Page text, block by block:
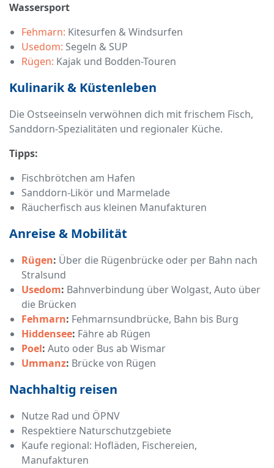
Wassersport
Fehmarn: Kitesurfen & Windsurfen
Usedom: Segeln & SUP
Rügen: Kajak und Bodden-Touren
Kulinarik & Küstenleben
Die Ostseeinseln verwöhnen dich mit frischem Fisch,
Sanddorn-Spezialitäten und regionaler Küche.
Tipps:
Fischbrötchen am Hafen
Sanddorn-Likör und Marmelade
Räucherfisch aus kleinen Manufakturen
Anreise & Mobilität
Rügen: Über die Rügenbrücke oder per Bahn nach
Stralsund
Usedom: Bahnverbindung über Wolgast, Auto über
die Brücken
Fehmarn: Fehmarnsundbrücke, Bahn bis Burg
Hiddensee: Fähre ab Rügen
Poel: Auto oder Bus ab Wismar
Ummanz: Brücke von Rügen
Nachhaltig reisen
Nutze Rad und ÖPNV
Respektiere Naturschutzgebiete
Kaufe regional: Hofläden, Fischereien,
Manufakturen